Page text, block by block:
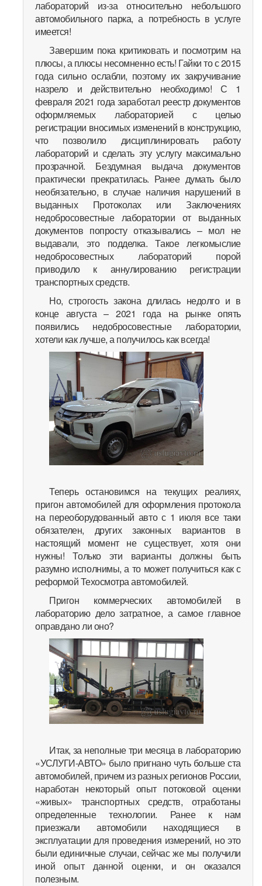
лабораторий из-за относительно небольшого
автомобильного парка, а потребность в услуге
имеется!
Завершим пока критиковать и посмотрим на
плюсы, а плюсы несомненно есть! Гайки то с 2015
года сильно ослабли, поэтому их закручивание
назрело и действительно необходимо! С 1
февраля 2021 года заработал реестр документов
оформляемых лабораторией с целью
регистрации вносимых изменений в конструкцию,
что позволило дисциплинировать работу
лабораторий и сделать эту услугу максимально
прозрачной. Бездумная выдача документов
практически прекратилась. Ранее думать было
необязательно, в случае наличия нарушений в
выданных Протоколах или Заключениях
недобросовестные лаборатории от выданных
документов попросту отказывались – мол не
выдавали, это подделка. Такое легкомыслие
недобросовестных лабораторий порой
приводило к аннулированию регистрации
транспортных средств.
Но, строгость закона длилась недолго и в
конце августа – 2021 года на рынке опять
появились недобросовестные лаборатории,
хотели как лучше, а получилось как всегда!
Теперь остановимся на текущих реалиях,
пригон автомобилей для оформления протокола
на переоборудованный авто с 1 июля все таки
обязателен, других законных вариантов в
настоящий момент не существует, хотя они
нужны! Только эти варианты должны быть
разумно исполнимы, а то может получиться как с
реформой Техосмотра автомобилей.
Пригон коммерческих автомобилей в
лабораторию дело затратное, а самое главное
оправдано ли оно?
Итак, за неполные три месяца в лабораторию
«УСЛУГИ-АВТО» было пригнано чуть больше ста
автомобилей, причем из разных регионов России,
наработан некоторый опыт потоковой оценки
«живых» транспортных средств, отработаны
определенные технологии. Ранее к нам
приезжали автомобили находящиеся в
эксплуатации для проведения измерений, но это
были единичные случаи, сейчас же мы получили
иной опыт данной оценки, и он оказался
полезным.